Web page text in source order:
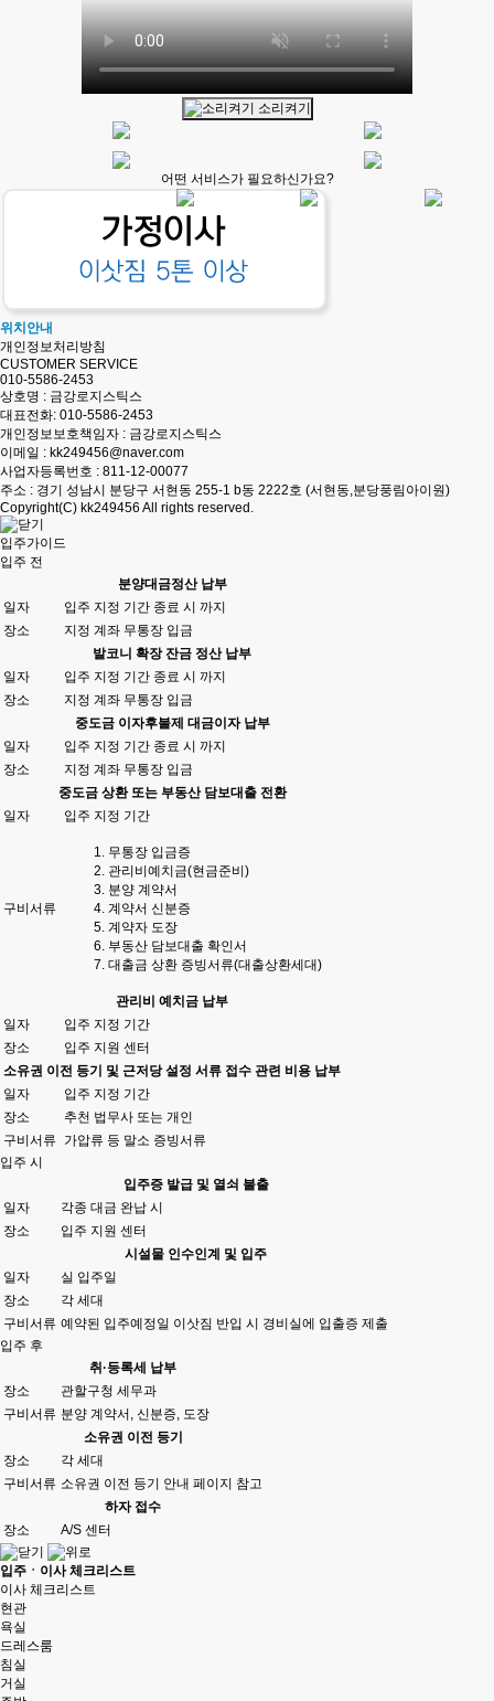
소리켜기
어떤 서비스가 필요하신가요?
위치안내
개인정보처리방침
CUSTOMER SERVICE
010-5586-2453
상호명 : 금강로지스틱스
대표전화: 010-5586-2453
개인정보보호책임자 : 금강로지스틱스
이메일 : kk249456@naver.com
사업자등록번호 : 811-12-00077
주소 : 경기 성남시 분당구 서현동 255-1 b동 2222호 (서현동,분당풍림아이원)
Copyright(C) kk249456 All rights reserved.
입주가이드
입주 전
분양대금정산 납부
일자
입주 지정 기간 종료 시 까지
장소
지정 계좌 무통장 입금
발코니 확장 잔금 정산 납부
일자
입주 지정 기간 종료 시 까지
장소
지정 계좌 무통장 입금
중도금 이자후불제 대금이자 납부
일자
입주 지정 기간 종료 시 까지
장소
지정 계좌 무통장 입금
중도금 상환 또는 부동산 담보대출 전환
일자
입주 지정 기간
구비서류
무통장 입금증
관리비예치금(현금준비)
분양 계약서
계약서 신분증
계약자 도장
부동산 담보대출 확인서
대출금 상환 증빙서류(대출상환세대)
관리비 예치금 납부
일자
입주 지정 기간
장소
입주 지원 센터
소유권 이전 등기 및 근저당 설정 서류 접수 관련 비용 납부
일자
입주 지정 기간
장소
추천 법무사 또는 개인
구비서류
가압류 등 말소 증빙서류
입주 시
입주증 발급 및 열쇠 불출
일자
각종 대금 완납 시
장소
입주 지원 센터
시설물 인수인계 및 입주
일자
실 입주일
장소
각 세대
구비서류 예약된 입주예정일 이삿짐 반입 시 경비실에 입출증 제출
입주 후
취·등록세 납부
장소
관할구청 세무과
구비서류 분양 계약서, 신분증, 도장
소유권 이전 등기
장소
각 세대
구비서류 소유권 이전 등기 안내 페이지 참고
하자 접수
장소
A/S 센터
입주ㆍ이사 체크리스트
이사 체크리스트
현관
욕실
드레스룸
침실
거실